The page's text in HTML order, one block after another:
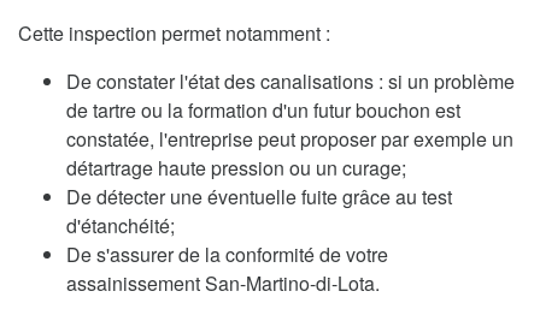
Cette inspection permet notamment :
De constater l'état des canalisations : si un problème
de tartre ou la formation d'un futur bouchon est
constatée, l'entreprise peut proposer par exemple un
détartrage haute pression ou un curage;
De détecter une éventuelle fuite grâce au test
d'étanchéité;
De s'assurer de la conformité de votre
assainissement San-Martino-di-Lota.